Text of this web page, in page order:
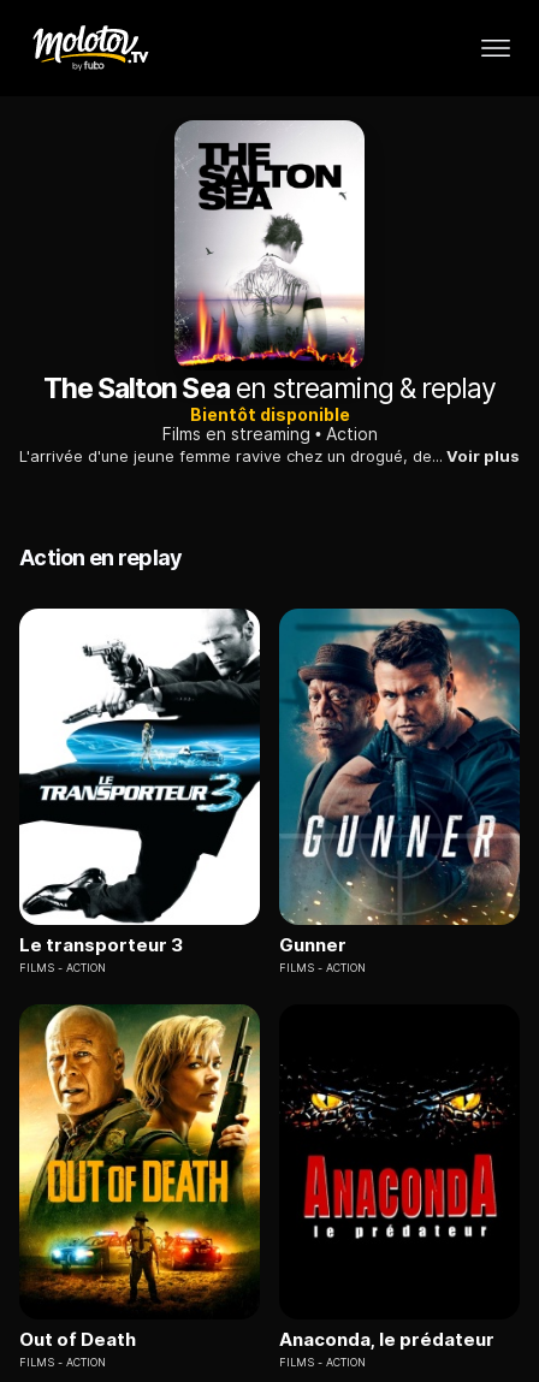
The Salton Seaen streaming & replay
Bientôt disponible
Films en streaming
Action
L'arrivée d'une jeune femme ravive chez un drogué, devenu indicateur pour le compte de deux policiers louches, de douloureux souvenirs de sa vie passée. Voir plus
Action en replay
Le transporteur 3
FILMS ACTION
Gunner
FILMS ACTION
Out of Death
FILMS ACTION
Anaconda, le prédateur
FILMS ACTION